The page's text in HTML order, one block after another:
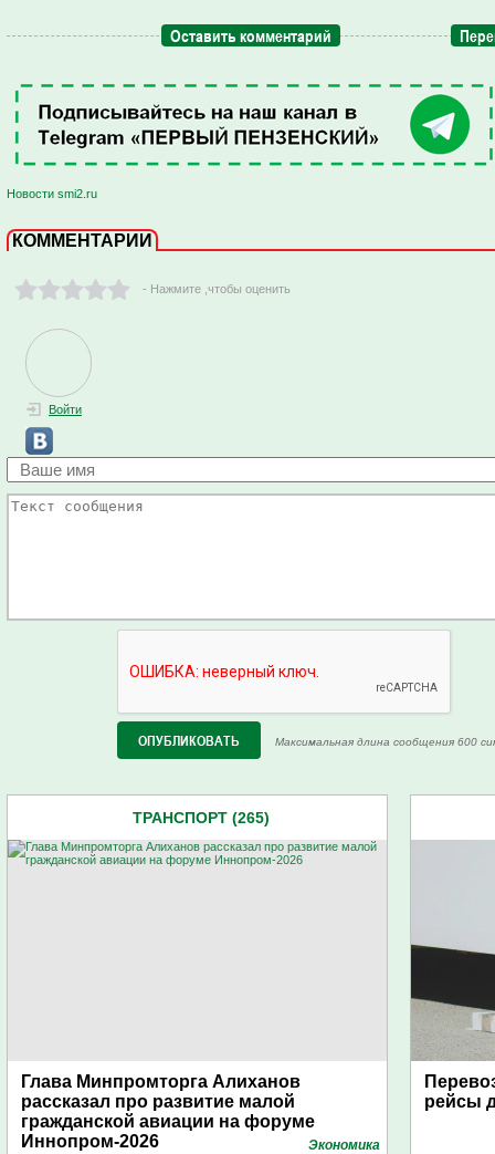
Оставить комментарий
Новости smi2.ru
КОММЕНТАРИИ
- Нажмите ,чтобы оценить
Войти
Максимальная длина сообщения 600
ТРАНСПОРТ (265)
Глава Минпромторга Алиханов
рассказал про развитие малой
гражданской авиации на форуме
Иннопром-2026
Экономика
рейсы